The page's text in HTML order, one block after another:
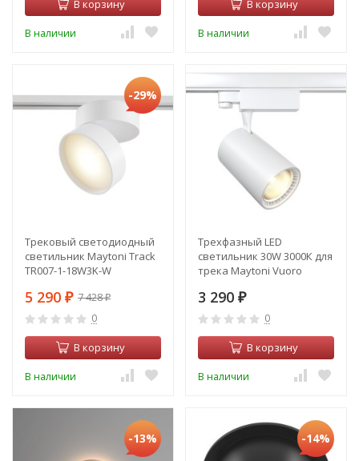
В корзину
В наличии
В корзину
В наличии
-29%
Трековый светодиодный
светильник Maytoni Track
TR007-1-18W3K-W
5 290 ₽ 7 428₽
0
В корзину
В наличии
Трехфазный LED
светильник 30W 3000К для
трека Maytoni Vuoro
3 290 ₽
0
В корзину
В наличии
-13% -14%